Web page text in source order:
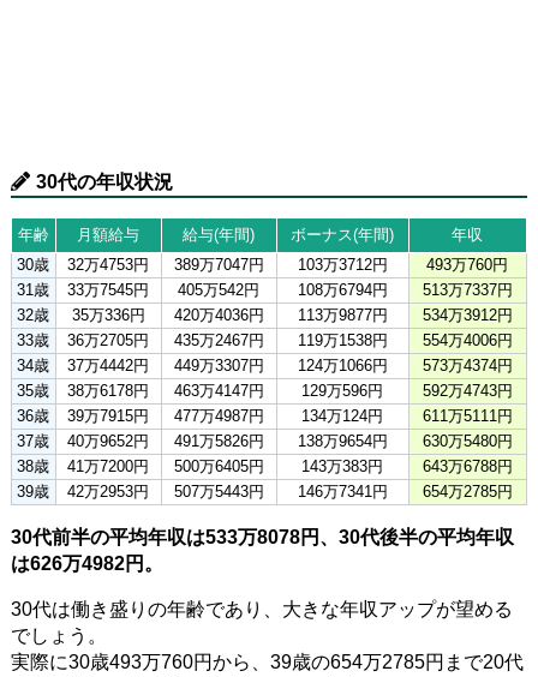
30代の年収状況
年齢 月額給与 給与(年間) ボーナス(年間)
年収
30歳
32万4753円 389万7047円 103万3712円
493万760円
31歳
33万7545円 405万542円 108万6794円
513万7337円
32歳
35万336円 420万4036円 113万9877円
534万3912円
33歳
36万2705円 435万2467円 119万1538円
554万4006円
34歳
37万4442円 449万3307円 124万1066円
573万4374円
35歳
38万6178円 463万4147円 129万596円
592万4743円
36歳
39万7915円 477万4987円 134万124円
611万5111円
37歳
40万9652円 491万5826円 138万9654円
630万5480円
38歳
41万7200円 500万6405円 143万383円
643万6788円
39歳
42万2953円 507万5443円 146万7341円 654万2785円
30代前半の平均年収は533万8078円、30代後半の平均年収
は626万4982円。
30代は働き盛りの年齢であり、大きな年収アップが望める
でしょう。
実際に30歳493万760円から、39歳の654万2785円まで20代